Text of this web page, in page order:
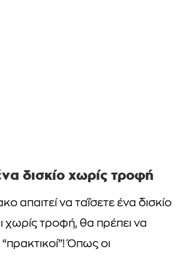
δισκίο χωρίς τροφή
απαιτεί να ταΐσετε ένα δισκίο
χωρίς τροφή, θα πρέπει να
“πρακτικοί”! Όπως οι